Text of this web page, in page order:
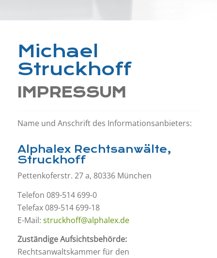
Michael
Struckhoff
IMPRESSUM
Name und Anschrift des Informationsanbieters:
Alphalex Rechtsanwälte,
Struckhoff
Pettenkoferstr. 27 a, 80336 München
Telefon 089-514 699-0
Telefax 089-514 699-18
E-Mail: struckhoff@alphalex.de
Zuständige Aufsichtsbehörde:
Rechtsanwaltskammer für den